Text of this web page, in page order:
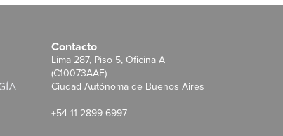
Contacto
Lima 287, Piso 5, Oficina A
(C10073AAE)
Ciudad Autónoma de Buenos Aires
+54 11 2899 6997